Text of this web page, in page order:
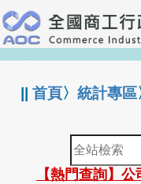
跳
到
主
要
:::
||首頁〉統計專區
全
站
檢
【熱門查詢】